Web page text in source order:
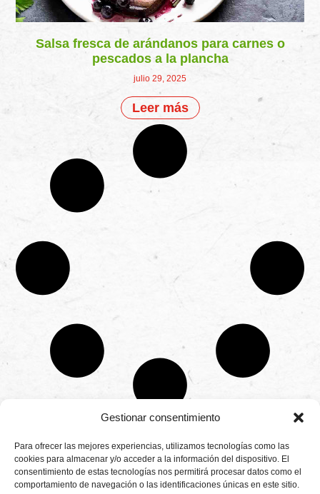
Gestionar consentimiento
Para ofrecer las mejores experiencias, utilizamos tecnologías como las
cookies para almacenar y/o acceder a la información del dispositivo. El
consentimiento de estas tecnologías nos permitirá procesar datos como el
comportamiento de navegación o las identificaciones únicas en este sitio.
Salsa fresca de arándanos para carnes o
pescados a la plancha
julio 29, 2025
Leer más
Productores
de
fresas,
CONTÁCTANOS
Camino de
Montemayor s/n
21800 Moguer.
Huelva ESPAÑA.
Aviso legal
Política de
privacidad